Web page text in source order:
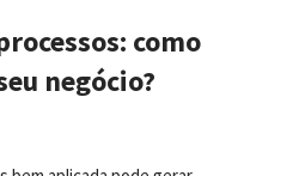
como
negócio?